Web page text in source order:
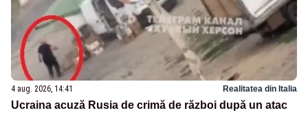
4 aug. 2026, 14:41 Realitatea din Italia
Ucraina acuză Rusia de crimă de război după un atac